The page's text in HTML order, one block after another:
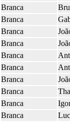
Branca
Branca
Branca
Branca
Branca
Branca
Branca
Branca
Branca
Branca